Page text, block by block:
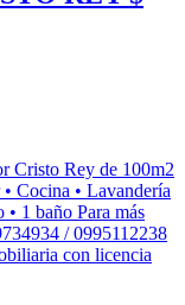
Cristo Rey de 100m2
Cocina • Lavandería
1 baño Para más
/ 0995112238
con licencia